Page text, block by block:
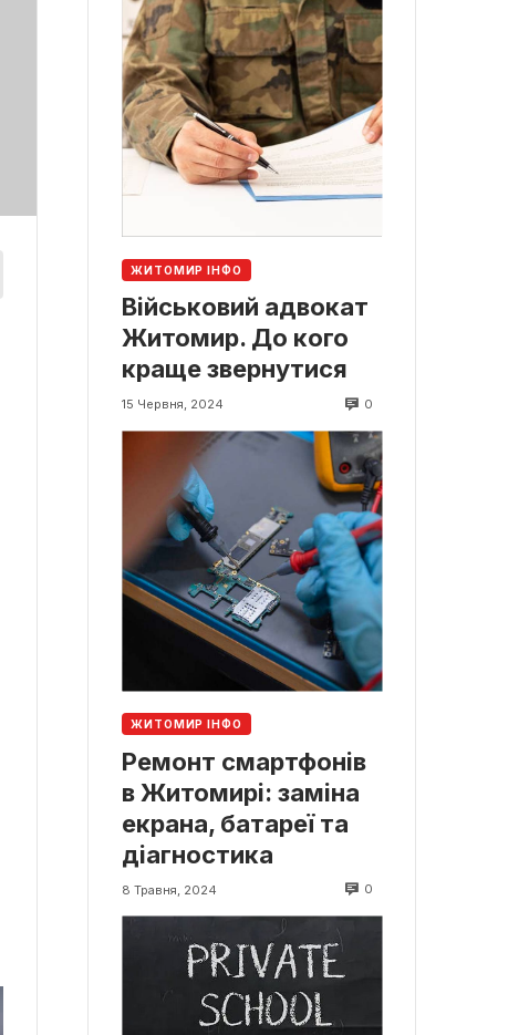
ЖИТОМИР ІНФО
Військовий адвокат
Житомир. До кого
краще звернутися
15 Червня, 2024 0
ЖИТОМИР ІНФО
Ремонт смартфонів
в Житомирі: заміна
екрана, батареї та
діагностика
8 Травня, 2024 0